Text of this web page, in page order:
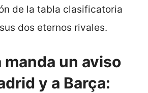
de la tabla clasificatoria
dos eternos rivales.
manda un aviso
y a Barça: